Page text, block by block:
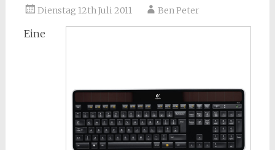
Dienstag 12th Juli 2011 Ben Peter
Eine